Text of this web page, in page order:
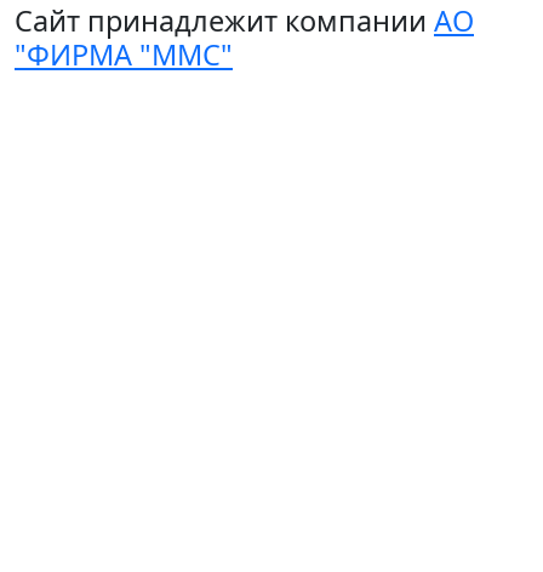
Сайт принадлежит компании АО
"ФИРМА "ММС"